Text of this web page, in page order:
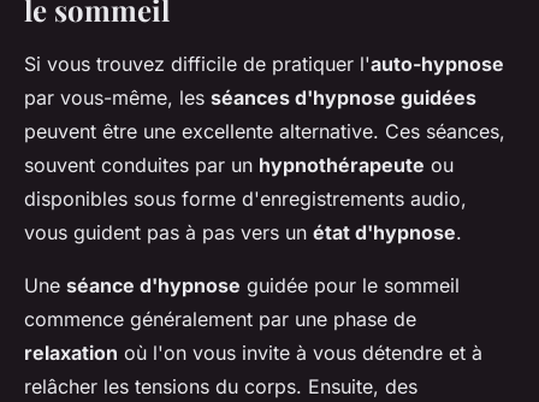
le sommeil
Si vous trouvez difficile de pratiquer l'auto-hypnose
par vous-même, les séances d'hypnose guidées
peuvent être une excellente alternative. Ces séances,
souvent conduites par un hypnothérapeute ou
disponibles sous forme d'enregistrements audio,
vous guident pas à pas vers un état d'hypnose.
Une séance d'hypnose guidée pour le sommeil
commence généralement par une phase de
relaxation où l'on vous invite à vous détendre et à
relâcher les tensions du corps. Ensuite, des